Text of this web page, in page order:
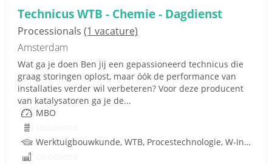
Technicus WTB - Chemie - Dagdienst
Processionals (1 vacature)
Amsterdam
Wat ga je doen Ben jij een gepassioneerd technicus die
graag storingen oplost, maar óók de performance van
installaties verder wil verbeteren? Voor deze producent
van katalysatoren ga je de...
MBO
Werktuigbouwkunde, WTB, Procestechnologie, W-Installaties